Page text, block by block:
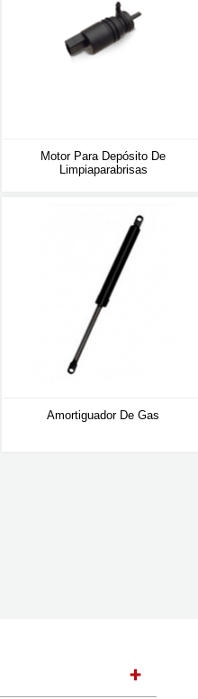
Motor Para Depósito De
Limpiaparabrisas
Amortiguador De Gas